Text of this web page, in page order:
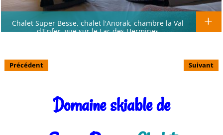
Chalet Super Besse, chalet l'Anorak, chambre la Val
d'Enfer, vue sur le Lac des Hermines
Précédent Suivant
Domaine skiable de